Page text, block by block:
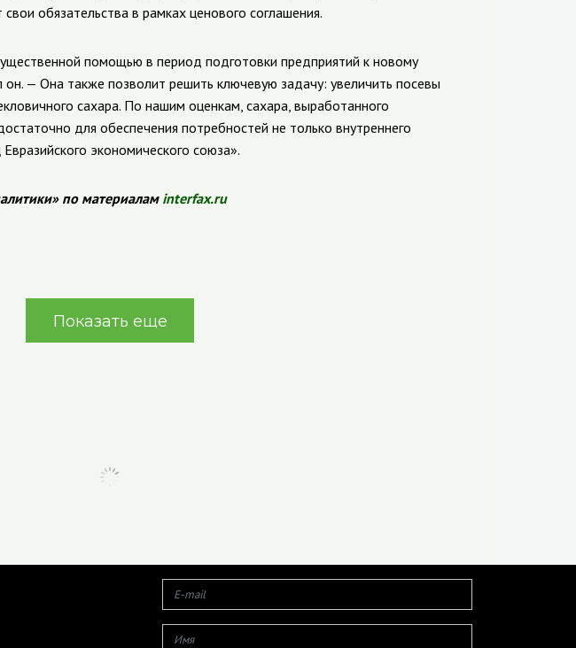
обязательства в рамках ценового соглашения.
помощью в период подготовки предприятий к новому
он. — Она также позволит решить ключевую задачу: увеличить посевы
сахара. По нашим оценкам, сахара, выработанного
для обеспечения потребностей не только внутреннего
экономического союза».
по материалам interfax.ru
Показать еще